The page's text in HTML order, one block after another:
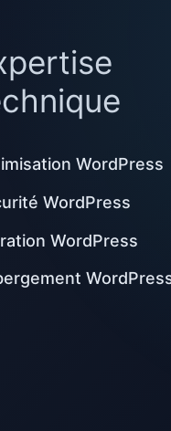
WordPress
WordPress
WordPress